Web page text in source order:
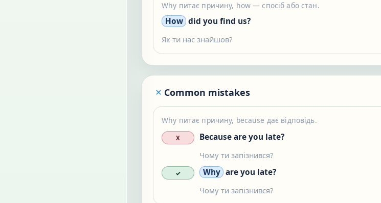
Why питає причину, how — спосіб або стан.
How did you find us?
Як ти нас знайшов?
Common mistakes
Why питає причину, because дає відповідь.
X Because are you late?
Чому ти запізнився?
✓ Why are you late?
Чому ти запізнився?